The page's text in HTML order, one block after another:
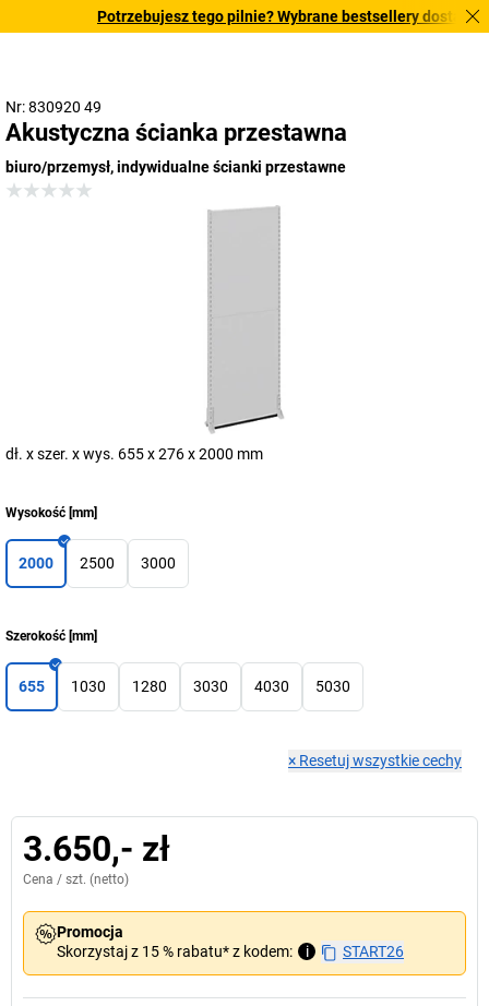
Potrzebujesz tego pilnie? Wybrane bestsellery
Nr: 830920 49
Akustyczna ścianka przestawna
biuro/przemysł, indywidualne ścianki przestawne
dł. x szer. x wys. 655 x 276 x 2000 mm
Wysokość [mm]
2000 2500 3000
Szerokość [mm]
655 1030 1280 3030 4030 5030
× Resetuj wszystkie cechy
3.650,- zł
Cena / szt. (netto)
Promocja
Skorzystaj z 15 % rabatu* z kodem:
i START26